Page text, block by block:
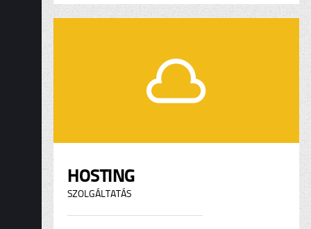
HOSTING
SZOLGÁLTATÁS